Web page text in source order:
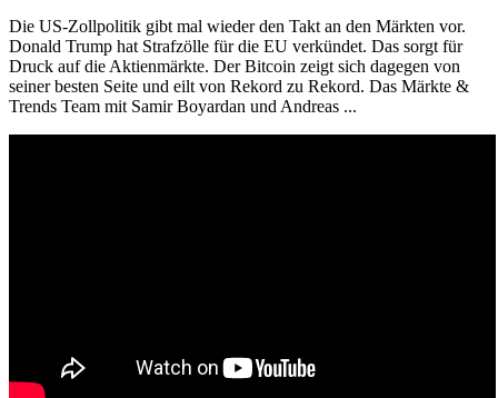
Die US-Zollpolitik gibt mal wieder den Takt an den Märkten vor.
Donald Trump hat Strafzölle für die EU verkündet. Das sorgt für
Druck auf die Aktienmärkte. Der Bitcoin zeigt sich dagegen von
seiner besten Seite und eilt von Rekord zu Rekord. Das Märkte &
Trends Team mit Samir Boyardan und Andreas ...